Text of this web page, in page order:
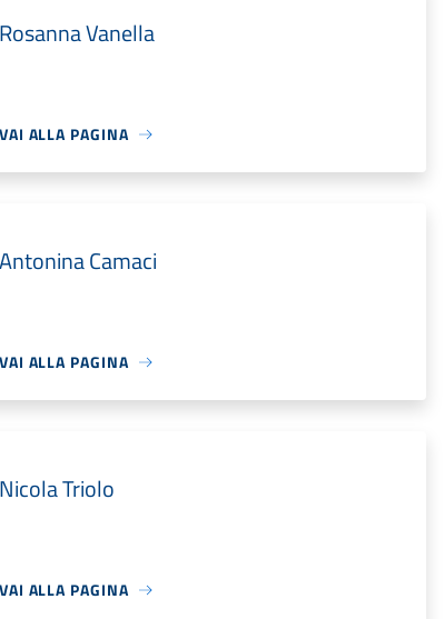
Rosanna Vanella
VAI ALLA PAGINA
Antonina Camaci
VAI ALLA PAGINA
Nicola Triolo
VAI ALLA PAGINA